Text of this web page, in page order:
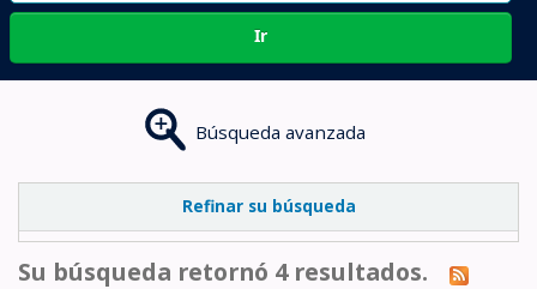
Ir
Búsqueda avanzada
Refinar su búsqueda
Su búsqueda retornó 4 resultados.